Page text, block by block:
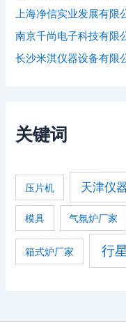
上海净信实业发展有限
南京千尚电子科技有限
长沙米淇仪器设备有限
关键词
压片机 天津仪
模具 气氛炉厂家
箱式炉厂家 行